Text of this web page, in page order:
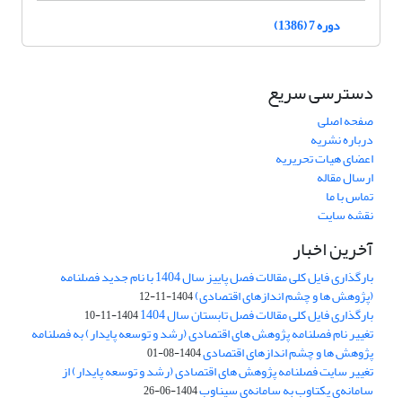
دوره 7 (1386)
دسترسی سریع
صفحه اصلی
درباره نشریه
اعضای هیات تحریریه
ارسال مقاله
تماس با ما
نقشه سایت
آخرین اخبار
بارگذاری فایل کلی مقالات فصل پاییز سال 1404 با نام جدید فصلنامه
(پژوهش ها و چشم اندازهای اقتصادی)1404-11-12
بارگذاری فایل کلی مقالات فصل تابستان سال 1404 1404-11-10
تغییر نام فصلنامه پژوهش های اقتصادی (رشد و توسعه پایدار) به فصلنامه
پژوهش ها و چشم اندازهای اقتصادی1404-08-01
تغییر سایت فصلنامه پژوهش های اقتصادی (رشد و توسعه پایدار) از
سامانه‌ی یکتاوب به سامانه‌ی سیناوب1404-06-26